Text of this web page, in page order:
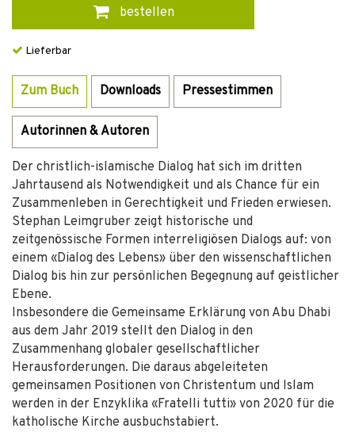
bestellen
Lieferbar
Zum Buch Downloads Pressestimmen
Autorinnen & Autoren
Der christlich-islamische Dialog hat sich im dritten
Jahrtausend als Notwendigkeit und als Chance für ein
Zusammenleben in Gerechtigkeit und Frieden erwiesen.
Stephan Leimgruber zeigt historische und
zeitgenössische Formen interreligiösen Dialogs auf: von
einem «Dialog des Lebens» über den wissenschaftlichen
Dialog bis hin zur persönlichen Begegnung auf geistlicher
Ebene.
Insbesondere die Gemeinsame Erklärung von Abu Dhabi
aus dem Jahr 2019 stellt den Dialog in den
Zusammenhang globaler gesellschaftlicher
Herausforderungen. Die daraus abgeleiteten
gemeinsamen Positionen von Christentum und Islam
werden in der Enzyklika «Fratelli tutti» von 2020 für die
katholische Kirche ausbuchstabiert.